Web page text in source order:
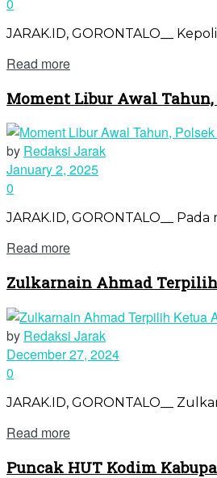
JARAK.ID, GORONTALO__
Read more
Moment Libur Awal
by Redaksi Jarak
January 2, 2025
0
JARAK.ID, GORONTALO__
Read more
Zulkarnain Ahmad Terpilih
by Redaksi Jarak
December 27, 2024
0
JARAK.ID, GORONTALO__
Read more
Puncak HUT Kodim